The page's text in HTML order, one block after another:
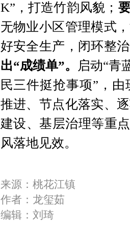
K”，打造竹韵风貌；
无物业小区管理模式
好安全生产，闭环整
出“成绩单”。
启动“青
民三件挺抢事项”，
推进、节点化落实、
建设、基层治理等重
风落地见效。
来源：桃花江镇
作者：龙玺茹
编辑：刘琦